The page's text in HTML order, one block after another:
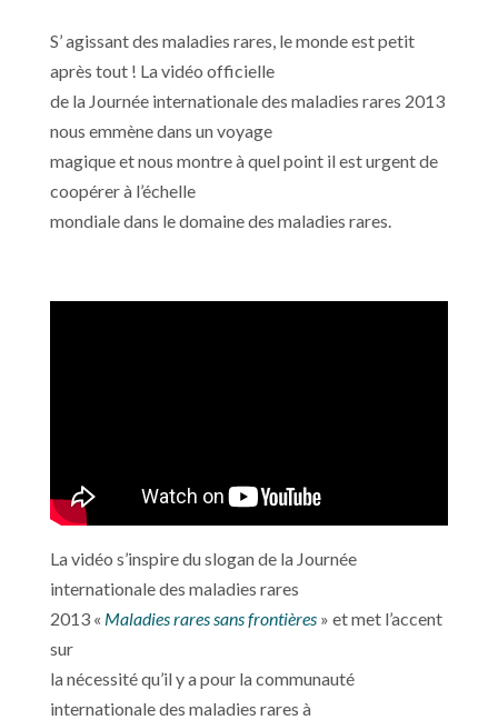
S’ agissant des maladies rares, le monde est petit
après tout ! La vidéo officielle
de la Journée internationale des maladies rares 2013
nous emmène dans un voyage
magique et nous montre à quel point il est urgent de
coopérer à l’échelle
mondiale dans le domaine des maladies rares.
La vidéo s’inspire du slogan de la Journée
internationale des maladies rares
2013 « Maladies rares sans frontières» et met l’accent
sur
la nécessité qu’il y a pour la communauté
internationale des maladies rares à